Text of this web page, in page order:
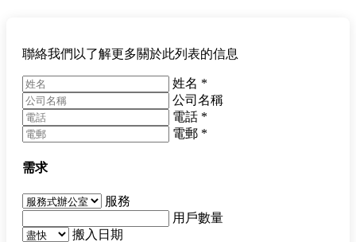
聯絡我們以了解更多關於此列表的信息
姓名 *
公司名稱
電話 *
電郵 *
需求
服務
用戶數量
搬入日期